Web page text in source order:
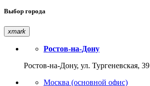
Выбор города
xmark
Ростов-на-Дону
Ростов-на-Дону, ул. Тургеневская, 39
Москва (основной офис)